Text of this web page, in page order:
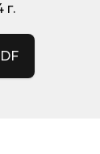
г.